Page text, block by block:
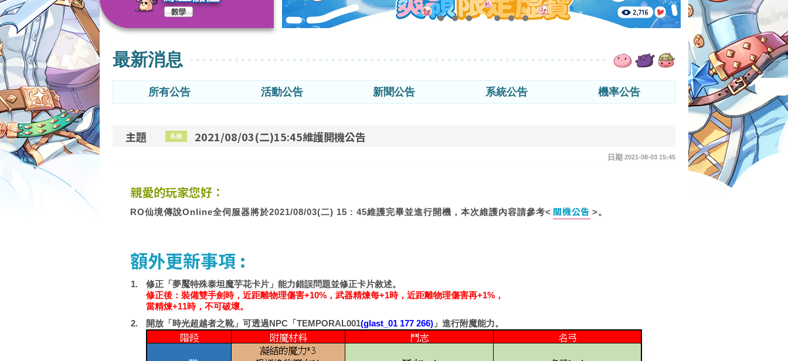
最新消息
所有公告 活動公告 新聞公告 系統公告 機率公告
主題 2021/08/03(二)15:45維護開機公告
日期 2021-08-03 15:45
親愛的玩家您好：
RO仙境傳說Online全伺服器將於2021/08/03(二) 15 : 45維護完畢並進行開機，本次維護內容請參考< 關機公告 >。
額外更新事項 :
修正「夢魘特殊泰坦魔芋花卡片」能力錯誤問題並修正卡片敘述。
修正後：裝備雙手劍時，近距離物理傷害+10%，武器精煉每+1時，近距離物理傷害再+1%，
當精煉+11時，不可破壞。
開放「時光超越者之靴」可透過NPC「TEMPORAL001(glast_01 177 266) 」進行附魔能力。